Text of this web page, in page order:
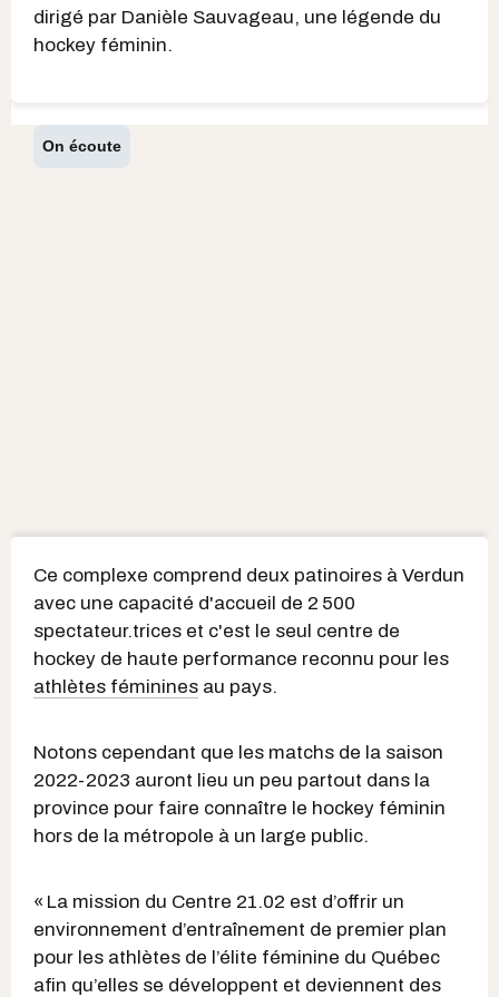
dirigé par Danièle Sauvageau, une légende du
hockey féminin.
On écoute
Ce complexe comprend deux patinoires à Verdun
avec une capacité d'accueil de 2 500
spectateur.trices et c'est le seul centre de
hockey de haute performance reconnu pour les
athlètes féminines au pays.
Notons cependant que les matchs de la saison
2022-2023 auront lieu un peu partout dans la
province pour faire connaître le hockey féminin
hors de la métropole à un large public.
« La mission du Centre 21.02 est d’offrir un
environnement d’entraînement de premier plan
pour les athlètes de l’élite féminine du Québec
afin qu’elles se développent et deviennent des